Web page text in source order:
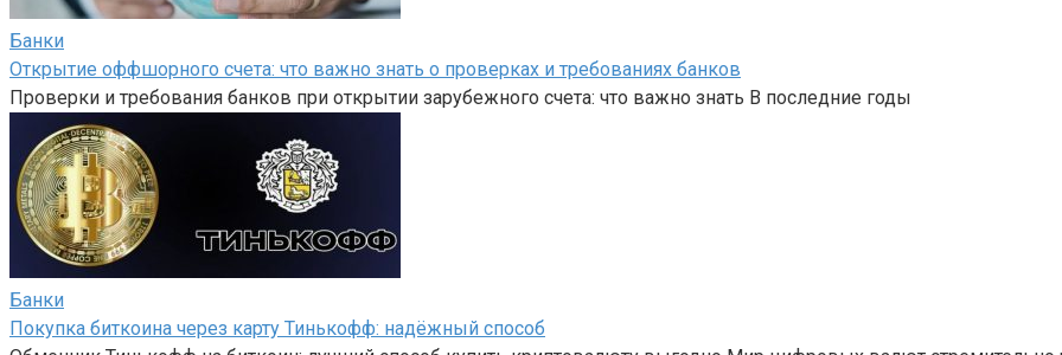
Банки
Открытие оффшорного счета: что важно знать о проверках и требованиях банков
Проверки и требования банков при открытии зарубежного счета: что важно знать В последние годы
Банки
Покупка биткоина через карту Тинькофф: надёжный способ